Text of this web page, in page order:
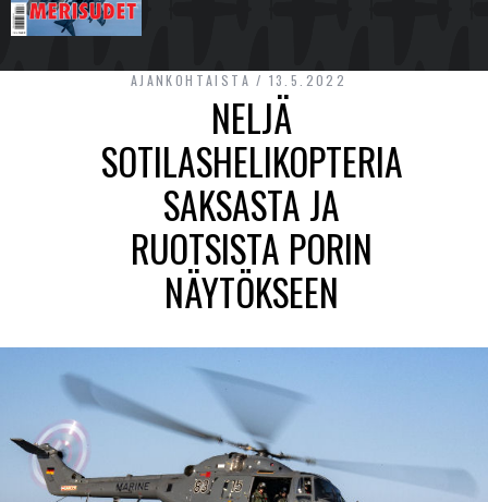
AJANKOHTAISTA 13.5.2022
NELJÄ
SOTILASHELIKOPTERIA
SAKSASTA JA
RUOTSISTA PORIN
NÄYTÖKSEEN